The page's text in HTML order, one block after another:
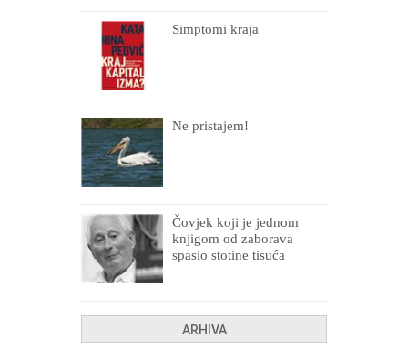
Simptomi kraja
Ne pristajem!
Čovjek koji je jednom
knjigom od zaborava
spasio stotine tisuća
ARHIVA